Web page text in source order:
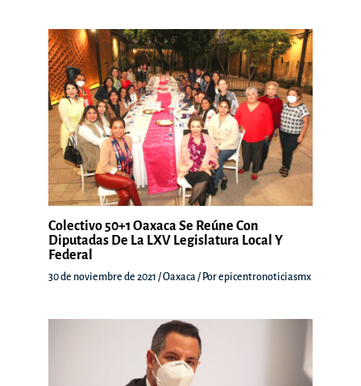
Colectivo 50+1 Oaxaca Se Reúne Con
Diputadas De La LXV Legislatura Local Y
Federal
30 de noviembre de 2021 /Oaxaca / Porepicentronoticiasmx